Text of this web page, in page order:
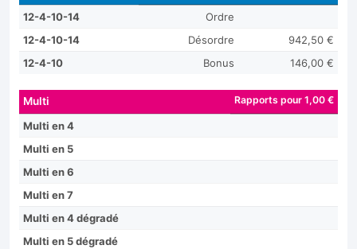
12-4-10-14
Ordre
12-4-10-14
Désordre
942,50 €
12-4-10
Bonus 146,00 €
Multi Rapports pour 1,00 €
Multi en 4
Multi en 5
Multi en 6
Multi en 7
Multi en 4 dégradé
Multi en 5 dégradé